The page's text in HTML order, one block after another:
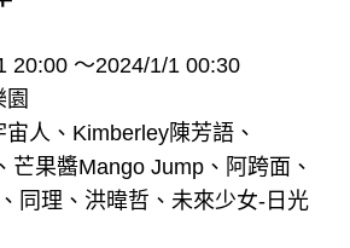
20:00 ～2024/1/1 00:30
人、Kimberley陳芳語、
芒果醬Mango Jump、阿跨面、
同理、洪暐哲、未來少女-日光